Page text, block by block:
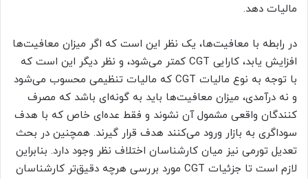
مالیات دهد.
در رابطه با معافیت‌ها، یک نظر این است که اگر میزان معافیت‌ها
افزایش یابد، کارایی CGT کمتر می‌شود، و نظر دیگر این است که
با توجه به نوع مالیات CGT که مالیات تنظیمی محسوب می‌شود
و نه درآمدی، میزان معافیت‌ها باید به گونه‌ای باشد که مصرف
کنندگان واقعی مشمول آن نشوند و فقط عده‌ای خاص که با هدف
سوداگری به بازار ورود می‌کنند هدف قرار گیرند. همچنین در بحث
تعدیل تورمی نیز میان کارشناسان اختلاف نظر وجود دارد. بنابراین
لازم است تا جزئیات CGT مورد بررسی هرچه دقیق‌تر کارشناسان